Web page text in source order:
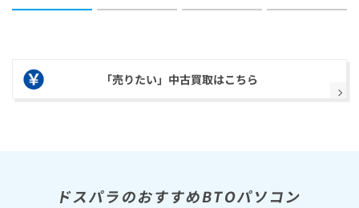
「売りたい」中古買取はこちら
ドスパラのおすすめBTOパソコン